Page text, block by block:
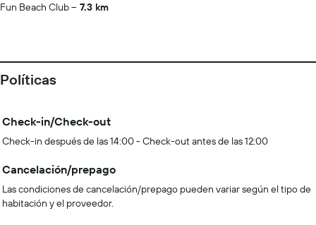
Fun Beach Club
7.3 km
Políticas
Check-in/Check-out
Check-in después de las 14:00 - Check-out antes de las 12:00
Cancelación/prepago
Las condiciones de cancelación/prepago pueden variar según el tipo de
habitación y el proveedor.